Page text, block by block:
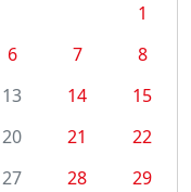
1
6 7
8
13 14
15
20 21
22
27 28
29